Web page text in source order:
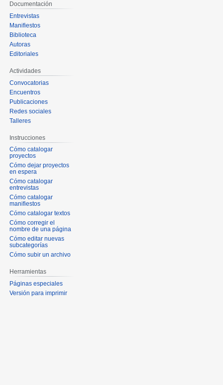
Documentación
Entrevistas
Manifiestos
Biblioteca
Autoras
Editoriales
Actividades
Convocatorias
Encuentros
Publicaciones
Redes sociales
Talleres
Instrucciones
Cómo catalogar
proyectos
Cómo dejar proyectos
en espera
Cómo catalogar
entrevistas
Cómo catalogar
manifiestos
Cómo catalogar textos
Cómo corregir el
nombre de una página
Cómo editar nuevas
subcategorías
Cómo subir un archivo
Herramientas
Páginas especiales
Versión para imprimir